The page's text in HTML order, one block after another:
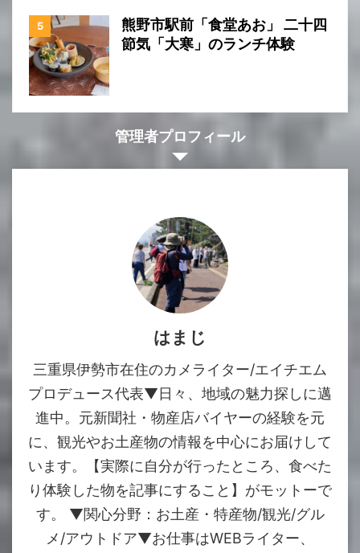
熊野市駅前「食堂あお」 二十四
節気「大寒」のランチ体験
管理者プロフィール
はまじ
三重県伊勢市在住のカメライター/エイチエム
プロデュース代表▼日々、地域の魅力探しに邁
進中。元新聞社・物産店バイヤーの経験を元
に、観光やお土産物の情報を中心にお届けして
います。【実際に自分が行ったところ、食べた
り体験した物を記事にすること】がモットーで
す。 ▼関心分野：お土産・特産物/観光/グル
メ/アウトドア▼お仕事はWEBライター、